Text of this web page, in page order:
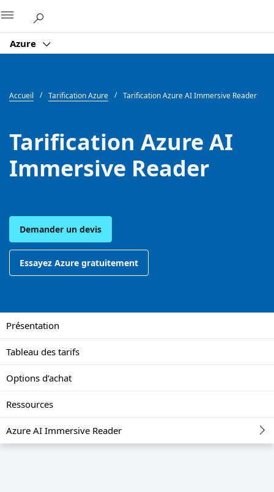
Azure
Accueil Tarification Azure Tarification Azure AI Immersive Reader
Tarification Azure AI
Immersive Reader
Demander un devis
Essayez Azure gratuitement
Présentation
Tableau des tarifs
Options d’achat
Ressources
Azure AI Immersive Reader